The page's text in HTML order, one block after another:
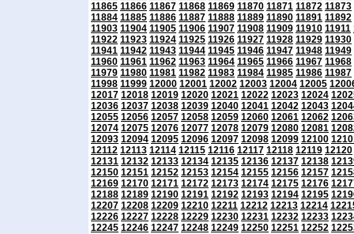
11865 11866 11867 11868 11869 11870 11871 11872 11873
11884 11885 11886 11887 11888 11889 11890 11891 11892
11903 11904 11905 11906 11907 11908 11909 11910 11911
11922 11923 11924 11925 11926 11927 11928 11929 11930
11941 11942 11943 11944 11945 11946 11947 11948 11949
11960 11961 11962 11963 11964 11965 11966 11967 11968
11979 11980 11981 11982 11983 11984 11985 11986 11987
11998 11999 12000 12001 12002 12003 12004 12005
12017 12018 12019 12020 12021 12022 12023 12024
12036 12037 12038 12039 12040 12041 12042 12043
12055 12056 12057 12058 12059 12060 12061 12062
12074 12075 12076 12077 12078 12079 12080 12081
12093 12094 12095 12096 12097 12098 12099 12100
12112 12113 12114 12115 12116 12117 12118 12119 12120
12131 12132 12133 12134 12135 12136 12137 12138
12150 12151 12152 12153 12154 12155 12156 12157
12169 12170 12171 12172 12173 12174 12175 12176
12188 12189 12190 12191 12192 12193 12194 12195
12207 12208 12209 12210 12211 12212 12213 12214
12226 12227 12228 12229 12230 12231 12232 12233
12245 12246 12247 12248 12249 12250 12251 12252